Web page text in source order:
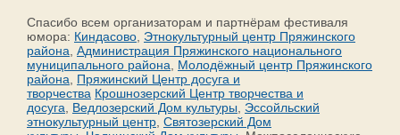
Спасибо всем организаторам и партнёрам фестиваля
юмора: Киндасово Этнокультурный центр Пряжинского
района Администрация Пряжинского национального
муниципального района
Молодёжный центр Пряжинского
района
Пряжинский Центр досуга и
творчества Крошнозерский Центр творчества и
досуга
Ведлозерский Дом культуры
Эссойльский
этнокультурный центр Святозерский Дом